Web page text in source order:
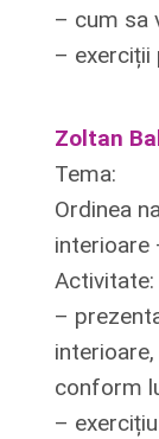
– cum sa
– exerciții
Zoltan
Tema:
Ordinea
interioare
Activitate:
–
conform
–